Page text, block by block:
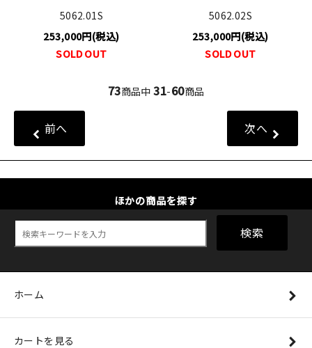
5062.01S
253,000円(税込)
SOLD OUT
5062.02S
253,000円(税込)
SOLD OUT
73商品中31-60商品
前へ 次へ
ほかの商品を探す
検索
ホーム
カートを見る